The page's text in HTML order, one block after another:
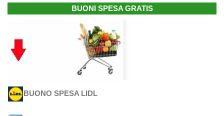
BUONI SPESA GRATIS
BUONO SPESA LIDL